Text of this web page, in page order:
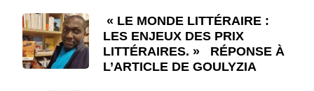
« LE MONDE LITTÉRAIRE :
LES ENJEUX DES PRIX
LITTÉRAIRES. » RÉPONSE À
L’ARTICLE DE GOULYZIA